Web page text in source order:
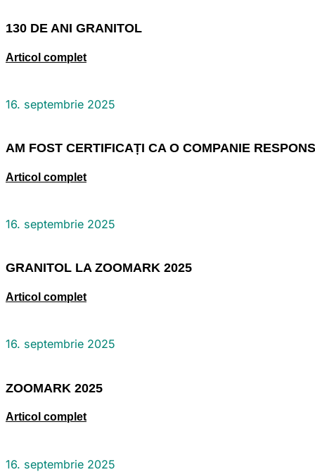
130 DE ANI GRANITOL
Articol complet
16. septembrie 2025
AM FOST CERTIFICAȚI CA O COMPANIE
Articol complet
16. septembrie 2025
GRANITOL LA ZOOMARK 2025
Articol complet
16. septembrie 2025
ZOOMARK 2025
Articol complet
16. septembrie 2025